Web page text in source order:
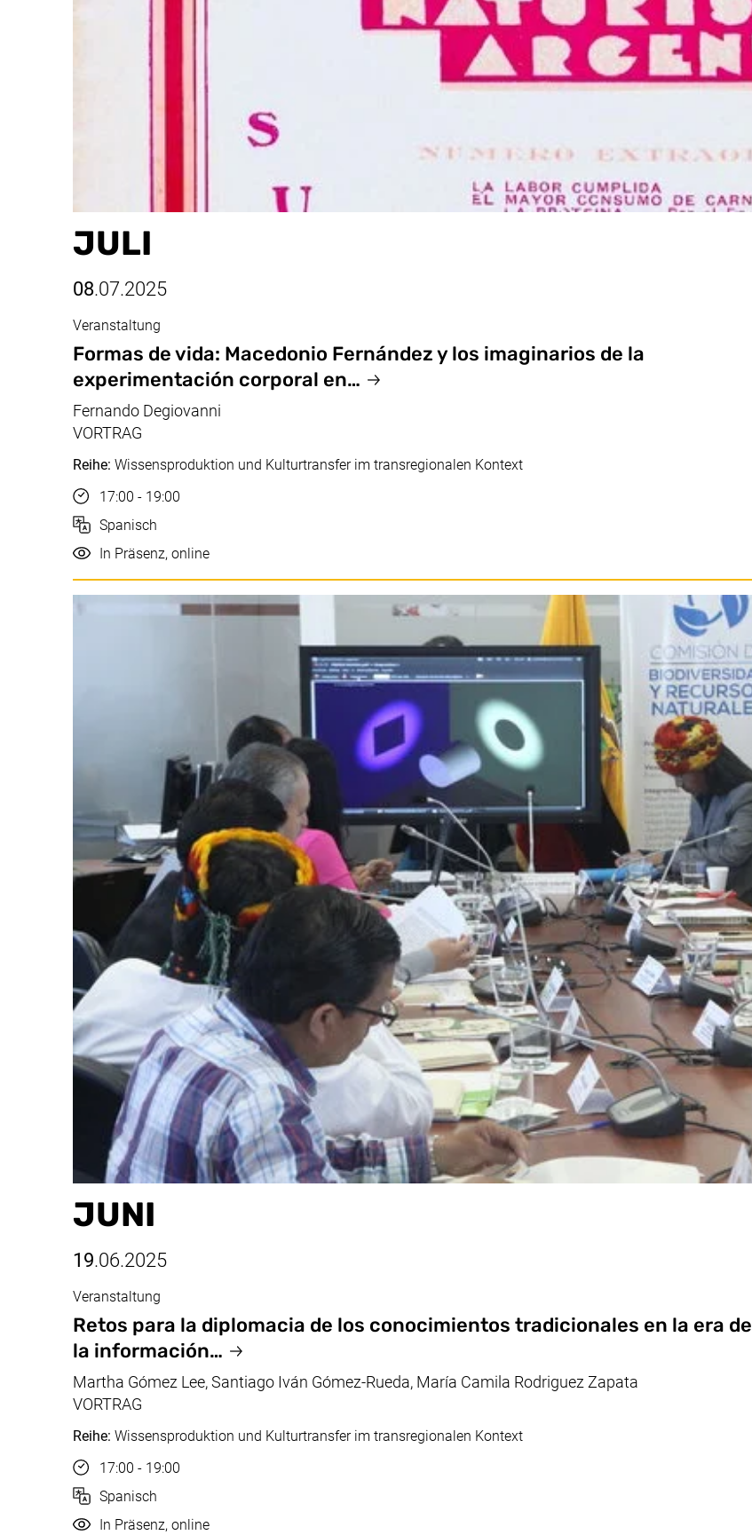
JULI
08.07.2025
Juli, 08.07.2025
Formas de vida: Macedonio Fernández y los imaginarios de la
experimentación corporal en…
Veranstaltung
Fernando Degiovanni
VORTRAG
Reihe: Wissensproduktion und Kulturtransfer im transregionalen Kontext
Uhrzeit
17:00 - 19:00
Sprache
Spanisch
Durchführung
In Präsenz, online
JUNI
19.06.2025
Juni, 19.06.2025
Retos para la diplomacia de los conocimientos tradicionales en la era de
la información…
Veranstaltung
Martha Gómez Lee, Santiago Iván Gómez-Rueda, María Camila Rodriguez Zapata
VORTRAG
Reihe: Wissensproduktion und Kulturtransfer im transregionalen Kontext
Uhrzeit
17:00 - 19:00
Sprache
Spanisch
Durchführung
In Präsenz, online